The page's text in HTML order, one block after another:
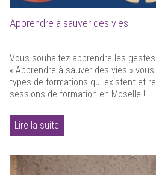
Apprendre à sauver des vies
Vous souhaitez apprendre les
« Apprendre à sauver des vies »
types de formations qui existent et
sessions de formation en Moselle !
Lire la suite